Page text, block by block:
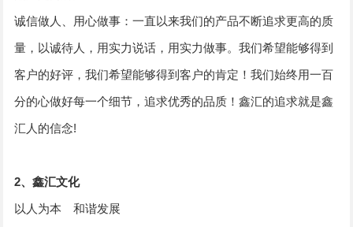
诚信做人、用心做事：一直以来我们的产品不断追求更高的质
量，以诚待人，用实力说话，用实力做事。我们希望能够得到
客户的好评，我们希望能够得到客户的肯定！我们始终用一百
分的心做好每一个细节，追求优秀的品质！鑫汇的追求就是鑫
汇人的信念!
2、鑫汇文化
以人为本 和谐发展